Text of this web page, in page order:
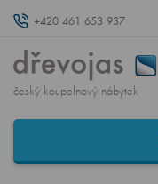
+420 461 653 937
český koupelnový nábytek